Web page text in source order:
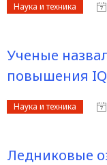
Наука и техника
Ученые
повышения
Наука и техника
Ледниковые